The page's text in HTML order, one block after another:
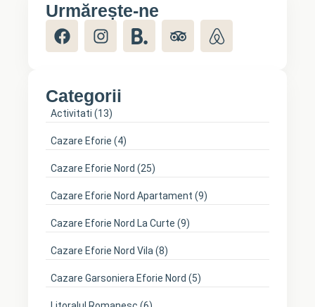
Urmărește-ne
Categorii
Activitati (13)
Cazare Eforie (4)
Cazare Eforie Nord (25)
Cazare Eforie Nord Apartament (9)
Cazare Eforie Nord La Curte (9)
Cazare Eforie Nord Vila (8)
Cazare Garsoniera Eforie Nord (5)